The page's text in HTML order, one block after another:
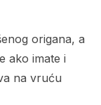
origana, a
ako imate i
na vruću